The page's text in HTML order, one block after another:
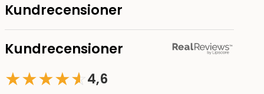
Kundrecensioner
Kundrecensioner
★★★★☆
★4,6